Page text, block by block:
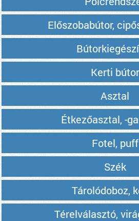
Előszobabútor,
Kerti bútor
Asztal
Étkezőasztal, -
Fotel, puff
Szék
Tárolódoboz,
Térelválasztó,